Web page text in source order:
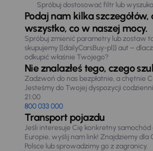
Spróbuj dostosować filtr lub
Podaj nam kilka
wszystko, co w naszej mocy.
Spróbuj zmienić parametry lub zostaw
skupujemy [[dailyCarsBuy-pl]] aut –
odkupić właśnie Twojego?
Nie znalazłeś tego, czego
Zadzwoń do nas bezpłatnie, a chętnie
Jesteśmy do Twojej dyspozycji
21:00
800 033 000
Transport pojazdu
Jeśli interesuje Cię konkretny
Europie, wyślij nam link! Znajdziemy dla
Polsce lub sprowadzimy go z zagranicy.